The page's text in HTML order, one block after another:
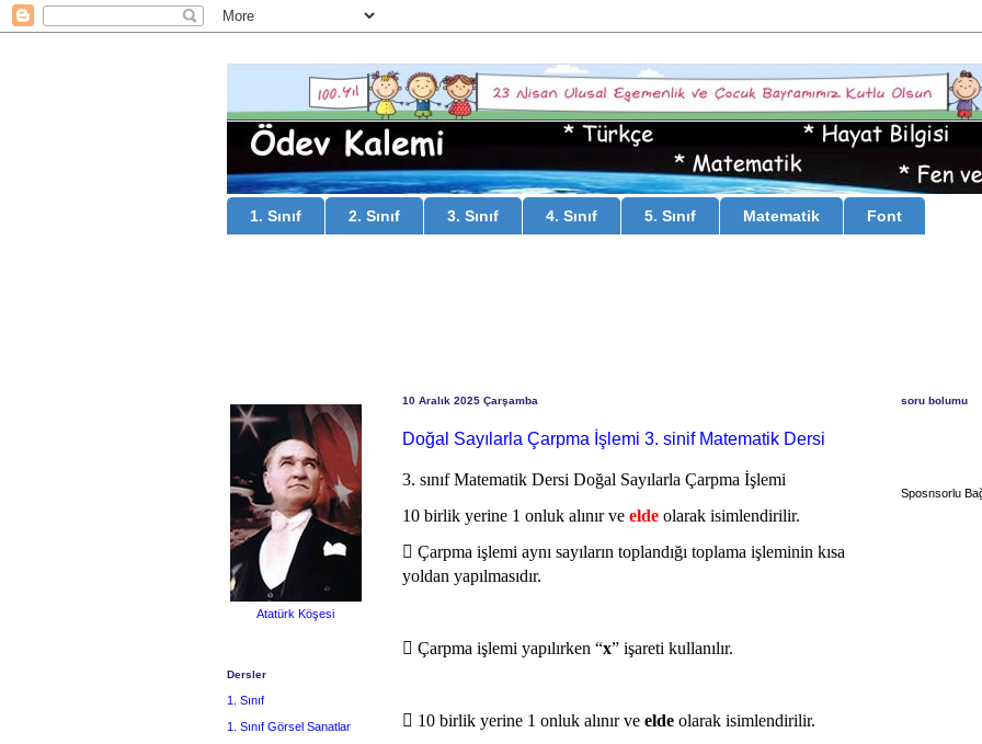
1. Sınıf 2. Sınıf 3. Sınıf 4. Sınıf 5. Sınıf Matematik Font
10 Aralık 2025 Çarşamba
Doğal Sayılarla Çarpma İşlemi 3. sinif Matematik Dersi
3. sınıf Matematik Dersi Doğal Sayılarla Çarpma İşlemi
10 birlik yerine 1 onluk alınır ve elde olarak isimlendirilir.
 Çarpma işlemi aynı sayıların toplandığı toplama işleminin kısa
yoldan yapılmasıdır.
 Çarpma işlemi yapılırken “x” işareti kullanılır.
 10 birlik yerine 1 onluk alınır ve elde olarak isimlendirilir.
Atatürk Köşesi
Dersler
1. Sınıf
1. Sınıf Görsel Sanatlar
soru bolumu
Sposnsorlu